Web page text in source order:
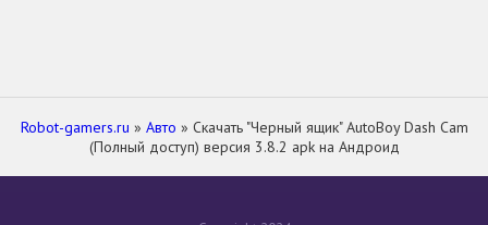
Robot-gamers.ru » Авто » Скачать "Черный ящик" AutoBoy Dash Cam
(Полный доступ) версия 3.8.2 apk на Андроид